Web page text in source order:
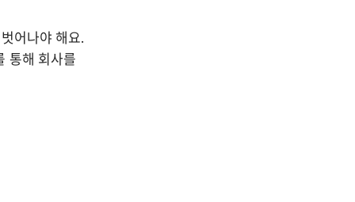
어나야 해요.
통해 회사를